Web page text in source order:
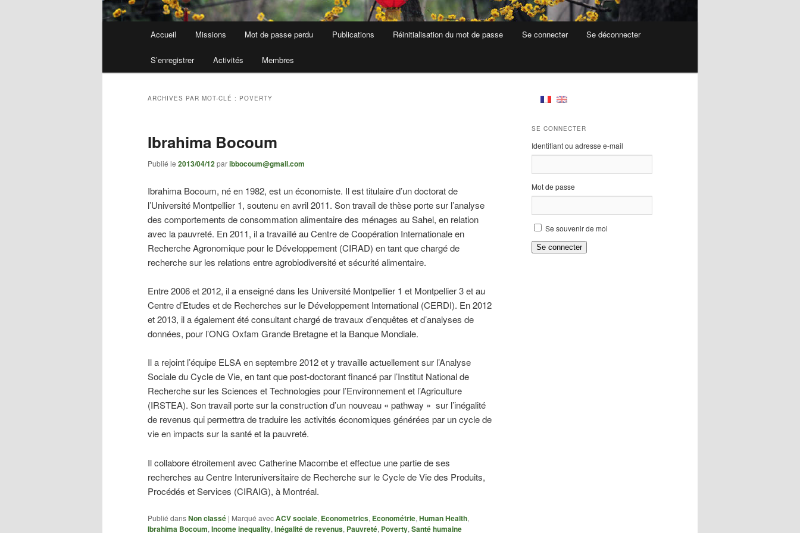
Accueil Missions Mot de passe perdu Publications Réinitialisation du mot de passe Se connecter Se déconnecter
S’enregistrer Activités Membres
ARCHIVES PAR MOT-CLÉ : POVERTY
Ibrahima Bocoum
Publié le 2013/04/12paribbocoum@gmail.com
Ibrahima Bocoum, né en 1982, est un économiste. Il est titulaire d’un doctorat de
l’Université Montpellier 1, soutenu en avril 2011. Son travail de thèse porte sur l’analyse
des comportements de consommation alimentaire des ménages au Sahel, en relation
avec la pauvreté. En 2011, il a travaillé au Centre de Coopération Internationale en
Recherche Agronomique pour le Développement (CIRAD) en tant que chargé de
recherche sur les relations entre agrobiodiversité et sécurité alimentaire.
Entre 2006 et 2012, il a enseigné dans les Université Montpellier 1 et Montpellier 3 et au
Centre d’Etudes et de Recherches sur le Développement International (CERDI). En 2012
et 2013, il a également été consultant chargé de travaux d’enquêtes et d’analyses de
données, pour l’ONG Oxfam Grande Bretagne et la Banque Mondiale.
Il a rejoint l’équipe ELSA en septembre 2012 et y travaille actuellement sur l’Analyse
Sociale du Cycle de Vie, en tant que post-doctorant financé par l’Institut National de
Recherche sur les Sciences et Technologies pour l’Environnement et l’Agriculture
(IRSTEA). Son travail porte sur la construction d’un nouveau « pathway » sur l’inégalité
de revenus qui permettra de traduire les activités économiques générées par un cycle de
vie en impacts sur la santé et la pauvreté.
Il collabore étroitement avec Catherine Macombe et effectue une partie de ses
recherches au Centre Interuniversitaire de Recherche sur le Cycle de Vie des Produits,
Procédés et Services (CIRAIG), à Montréal.
Publié dansNon classé | Marqué avecACV sociale, Econometrics, Econométrie, Human Health,
Ibrahima Bocoum, Income inequality, Inégalité de revenus, Pauvreté, Poverty, Santé humaine
SE CONNECTER
Identifiant ou adresse e-mail
Mot de passe
Se souvenir de moi
Se connecter